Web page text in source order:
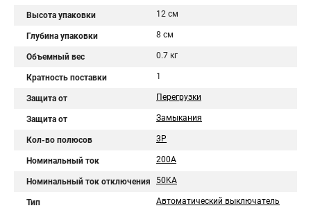
Высота упаковки 12 см
Глубина упаковки 8 см
Объемный вес 0.7 кг
Кратность поставки 1
Защита от Перегрузки
Защита от Замыкания
Кол-во полюсов 3P
Номинальный ток 200A
Номинальный ток отключения 50KA
Тип Автоматический выключатель